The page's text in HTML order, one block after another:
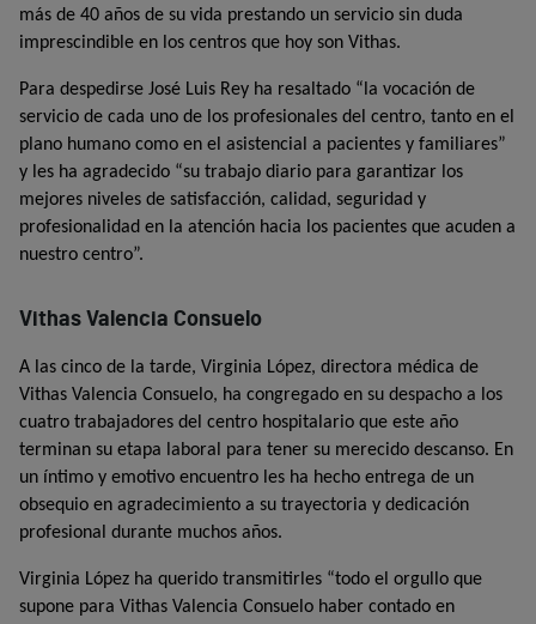
más de 40 años de su vida prestando un servicio sin duda
imprescindible en los centros que hoy son Vithas.
Para despedirse José Luis Rey ha resaltado “la vocación de
servicio de cada uno de los profesionales del centro, tanto en el
plano humano como en el asistencial a pacientes y familiares”
y les ha agradecido “su trabajo diario para garantizar los
mejores niveles de satisfacción, calidad, seguridad y
profesionalidad en la atención hacia los pacientes que acuden a
nuestro centro”.
Vithas Valencia Consuelo
A las cinco de la tarde, Virginia López, directora médica de
Vithas Valencia Consuelo, ha congregado en su despacho a los
cuatro trabajadores del centro hospitalario que este año
terminan su etapa laboral para tener su merecido descanso. En
un íntimo y emotivo encuentro les ha hecho entrega de un
obsequio en agradecimiento a su trayectoria y dedicación
profesional durante muchos años.
Virginia López ha querido transmitirles “todo el orgullo que
supone para Vithas Valencia Consuelo haber contado en